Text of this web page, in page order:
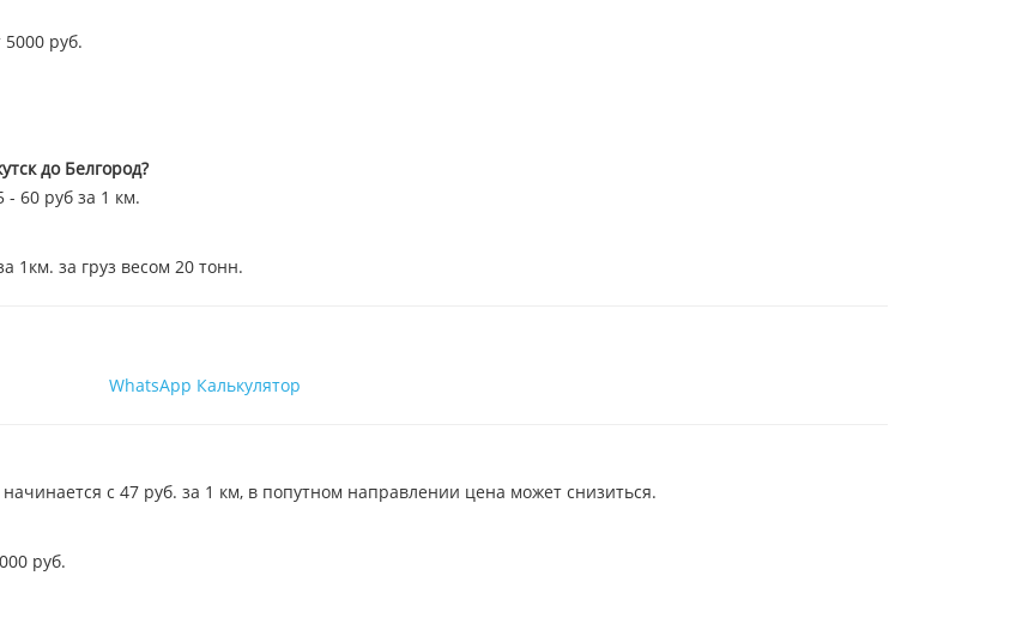
руб.
до Белгород?
- 60 руб за 1 км.
1км. за груз весом 20 тонн.
WhatsApp Калькулятор
с 47 руб. за 1 км, в попутном направлении цена может снизиться.
руб.